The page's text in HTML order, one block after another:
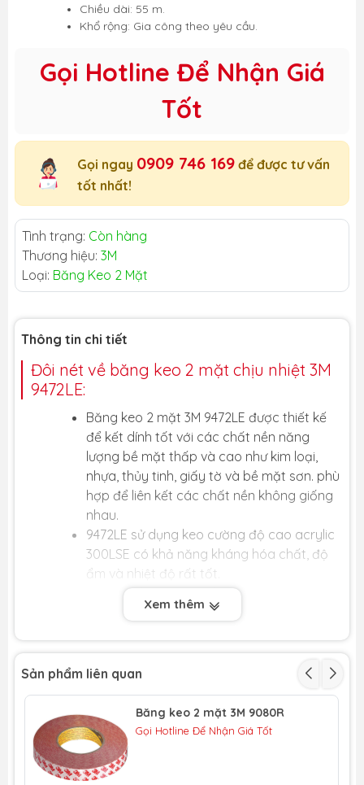
Chiều dài: 55 m.
Khổ rộng: Gia công theo yêu cầu.
Gọi Hotline Để Nhận Giá
Tốt
Gọi ngay 0909 746 169 để được tư vấn
tốt nhất!
Tình trạng: Còn hàng
Thương hiệu: 3M
Loại: Băng Keo 2 Mặt
Thông tin chi tiết
Đôi nét về băng keo 2 mặt chịu nhiệt 3M
9472LE:
Băng keo 2 mặt 3M 9472LE được thiết kế
để kết dính tốt với các chất nền năng
lượng bề mặt thấp và cao như kim loại,
nhựa, thủy tinh, giấy tờ và bề mặt sơn. phù
hợp để liên kết các chất nền không giống
nhau.
9472LE sử dụng keo cường độ cao acrylic
300LSE có khả năng kháng hóa chất, độ
ẩm và nhiệt độ rất tốt.
Keo acrylic được sử dụng trong
9472LE cung cấp độ bám dính cao cho
các bộ phận máy.
Thông số kỹ thuật của băng keo 2 mặt
chịu nhiệt 3M 9472LE:
Loại keo: Acrylic 300LSE.
Độ dày băng keo: 0.132 mm.
Khả năng chịu nhiệt (phút/giờ): 148
Xem thêm
Sản phẩm liên quan
Băng keo 2 mặt 3M 9080R
Gọi Hotline Để Nhận Giá Tốt